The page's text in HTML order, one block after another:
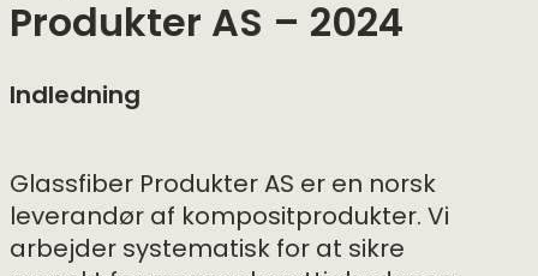
Produkter AS – 2024
Indledning
Glassfiber Produkter AS er en norsk
leverandør af kompositprodukter. Vi
arbejder systematisk for at sikre